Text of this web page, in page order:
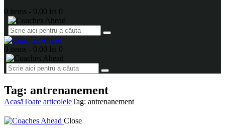
0 items - 0.00 lei 0
0 items - 0.00 lei 0
Tag: antrenanement
AcasăToate articoleleTag: antrenanement
Close